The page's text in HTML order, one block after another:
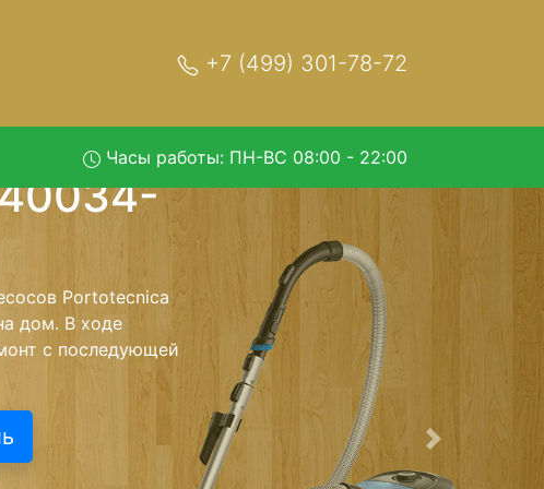
+7 (499) 301-78-72
Часы работы: ПН-ВС 08:00 - 22:00
Mirage-
в
с вывозом в
специалист
Оговоренная
обратно.
Следующая